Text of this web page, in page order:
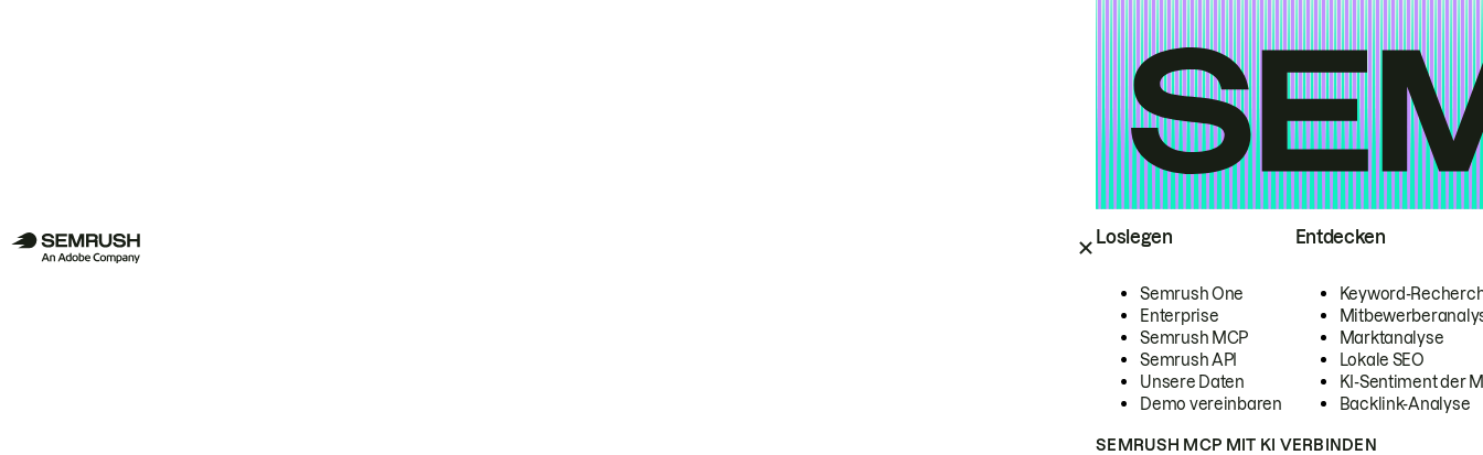
Loslegen
Semrush One
Enterprise
Semrush MCP
Semrush API
Unsere Daten
Demo vereinbaren
Entdecken
Keyword-
Marktanalyse
Lokale SEO
KI-Sentiment der
Backlink-Analyse
SEMRUSH MCP MIT KI VERBINDEN